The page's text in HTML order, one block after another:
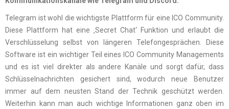
Telegram ist wohl die wichtigste Plattform für eine ICO Community.
Diese Plattform hat eine ‚Secret Chat‘ Funktion und erlaubt die
Verschlüsselung selbst von längeren Telefongesprächen. Diese
Software ist ein wichtiger Teil eines ICO Community Managements
und es ist viel direkter als andere Kanäle und sorgt dafür, dass
Schlüsselnachrichten gesichert sind, wodurch neue Benutzer
immer auf dem neusten Stand der Technik geschützt werden.
Weiterhin kann man auch wichtige Informationen ganz oben im